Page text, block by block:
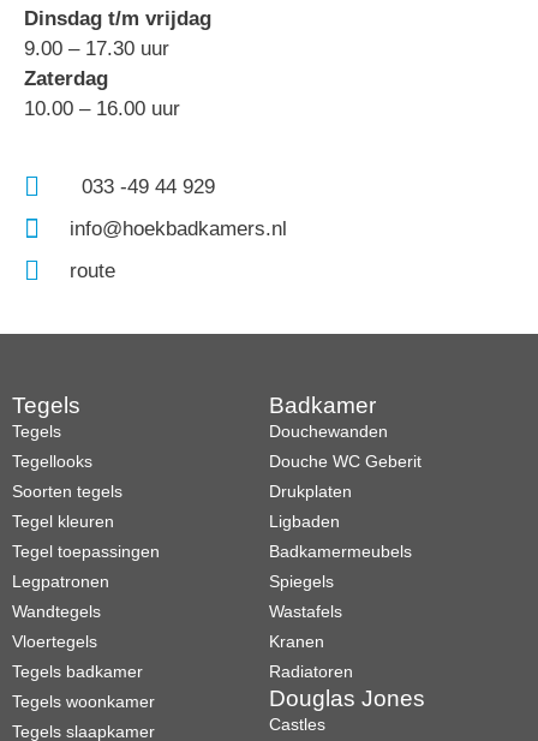
Dinsdag t/m vrijdag
9.00 – 17.30 uur
Zaterdag
10.00 – 16.00 uur
033 -49 44 929
info@hoekbadkamers.nl
route
Tegels
Tegels
Tegellooks
Soorten tegels
Tegel kleuren
Tegel toepassingen
Legpatronen
Wandtegels
Vloertegels
Tegels badkamer
Tegels woonkamer
Tegels slaapkamer
Badkamer
Douchewanden
Douche WC Geberit
Drukplaten
Ligbaden
Badkamermeubels
Spiegels
Wastafels
Kranen
Radiatoren
Douglas Jones
Castles